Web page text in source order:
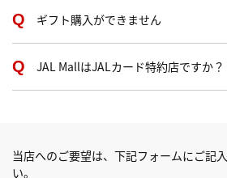
ギフト購入ができません
JAL MallはJALカード特約店ですか？
当店へのご要望は、下記フォームにご記
い。